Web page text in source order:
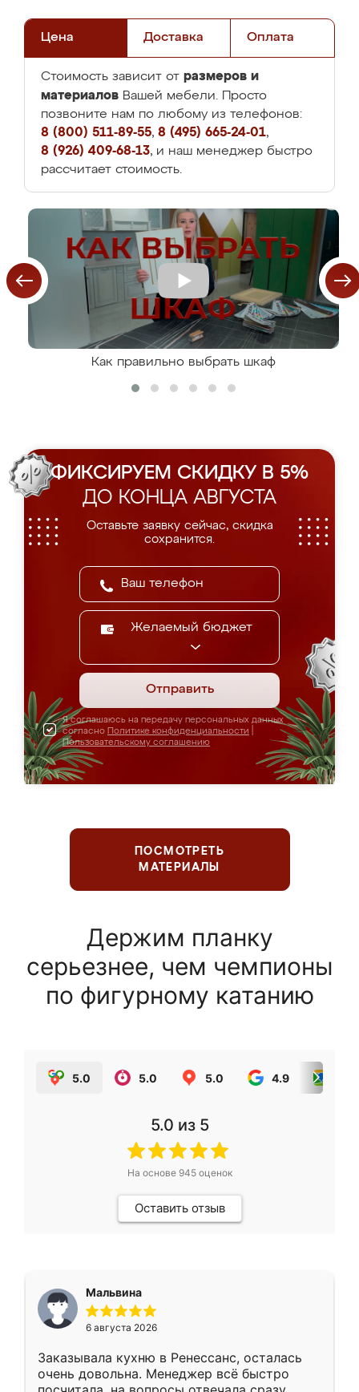
Цена Доставка Оплата
Стоимость зависит от размеров и
материалов Вашей мебели. Просто
позвоните нам по любому из телефонов:
8 (800) 511-89-55, 8 (495) 665-24-01,
8 (926) 409-68-13, и наш менеджер быстро
рассчитает стоимость.
Как правильно выбрать шкаф
ФИКСИРУЕМ СКИДКУ В 5%
ДО КОНЦА АВГУСТА
Оставьте заявку сейчас, скидка
сохранится.
Желаемый бюджет
Отправить
Я соглашаюсь на передачу персональных данных
согласно Политике конфиденциальности
Пользовательскому соглашению
ПОСМОТРЕТЬ
МАТЕРИАЛЫ
Держим планку
серьезнее, чем чемпионы
по фигурному катанию
5.0 5.0 5.0 4.9
5.0 из 5
На основе 945оценок
Оставить отзыв
Мальвина
6 августа 2026
Заказывала кухню в Ренессанс, осталась
очень довольна. Менеджер всё быстро